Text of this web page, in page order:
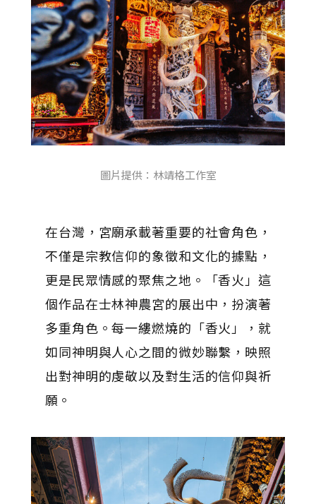
圖片提供：林靖格工作室
在台灣，宮廟承載著重要的社會角色，
不僅是宗教信仰的象徵和文化的據點，
更是民眾情感的聚焦之地。「香火」這
個作品在士林神農宮的展出中，扮演著
多重角色。每一縷燃燒的「香火」，就
如同神明與人心之間的微妙聯繫，映照
出對神明的虔敬以及對生活的信仰與祈
願。